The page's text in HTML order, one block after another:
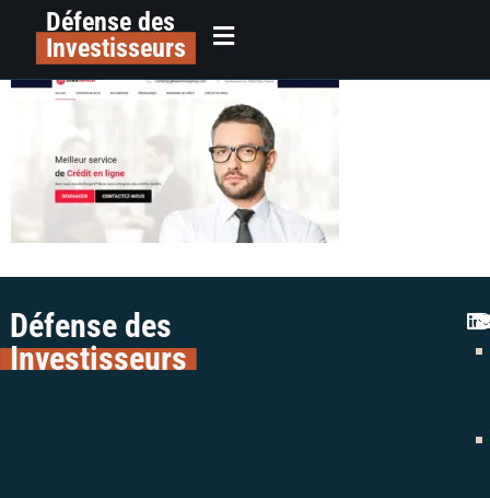
principalDéfense des
Investisseurs
gibaservicesgroup.com
Défense des
Investisseurs